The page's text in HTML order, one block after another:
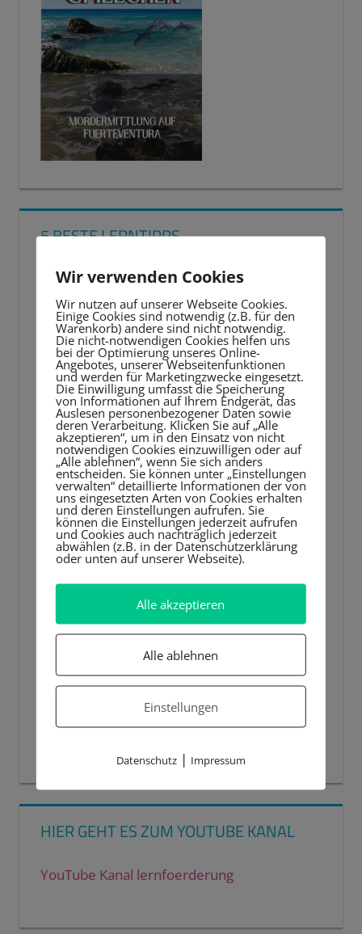
5 BESTE LERNTIPPS
Video-
Player
HIER GEHT ES ZUM YOUTUBE KANAL
YouTube Kanal lernfoerderung
Wir verwenden Cookies
Wir nutzen auf unserer Webseite Cookies.
Einige Cookies sind notwendig (z.B. für den
Warenkorb) andere sind nicht notwendig.
Die nicht-notwendigen Cookies helfen uns
bei der Optimierung unseres Online-
Angebotes, unserer Webseitenfunktionen
und werden für Marketingzwecke eingesetzt.
Die Einwilligung umfasst die Speicherung
von Informationen auf Ihrem Endgerät, das
Auslesen personenbezogener Daten sowie
deren Verarbeitung. Klicken Sie auf „Alle
akzeptieren“, um in den Einsatz von nicht
notwendigen Cookies einzuwilligen oder auf
„Alle ablehnen“, wenn Sie sich anders
entscheiden. Sie können unter „Einstellungen
verwalten“ detaillierte Informationen der von
uns eingesetzten Arten von Cookies erhalten
und deren Einstellungen aufrufen. Sie
können die Einstellungen jederzeit aufrufen
und Cookies auch nachträglich jederzeit
abwählen (z.B. in der Datenschutzerklärung
oder unten auf unserer Webseite).
Alle akzeptieren
Alle ablehnen
Einstellungen
Datenschutz| Impressum